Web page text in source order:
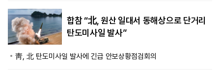
합참 “北, 원산 일대서 동해상으로 단거리
탄도미사일 발사”
靑, 北 탄도미사일 발사에 긴급 안보상황점검회의